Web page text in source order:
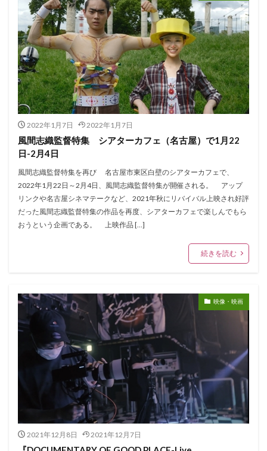
2022年1月7日 2022年1月7日
風間志織監督特集 シアターカフェ（名古屋）で1月22
日-2月4日
風間志織監督特集を再び 名古屋市東区白壁のシアターカフェで、
2022年1月22日～2月4日、風間志織監督特集が開催される。 アップ
リンクや名古屋シネマテークなど、2021年秋にリバイバル上映され好評
だった風間志織監督特集の作品を再度、シアターカフェで楽しんでもら
おうという企画である。 上映作品 […]
続きを読む
映像・映画
2021年12月8日 2021年12月7日